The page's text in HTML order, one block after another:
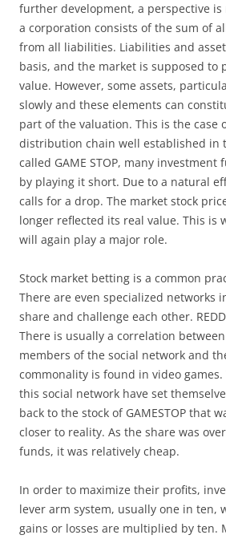
further development, a perspective is
a corporation consists of the sum of
from all liabilities. Liabilities and
basis, and the market is supposed to
value. However, some assets,
slowly and these elements can
part of the valuation. This is the case
distribution chain well established in
called GAME STOP, many
by playing it short. Due to a natural
calls for a drop. The market stock
longer reflected its real value. This is
will again play a major role.
Stock market betting is a common
There are even specialized networks
share and challenge each other.
There is usually a correlation
members of the social network and
commonality is found in video
this social network have set
back to the stock of GAMESTOP that
closer to reality. As the share was
funds, it was relatively cheap.
In order to maximize their profits,
lever arm system, usually one in ten,
gains or losses are multiplied by ten.